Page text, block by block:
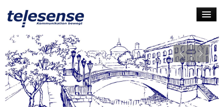
HOME
LEISTUNGEN
UNTERNEHMEN
KARRIERE